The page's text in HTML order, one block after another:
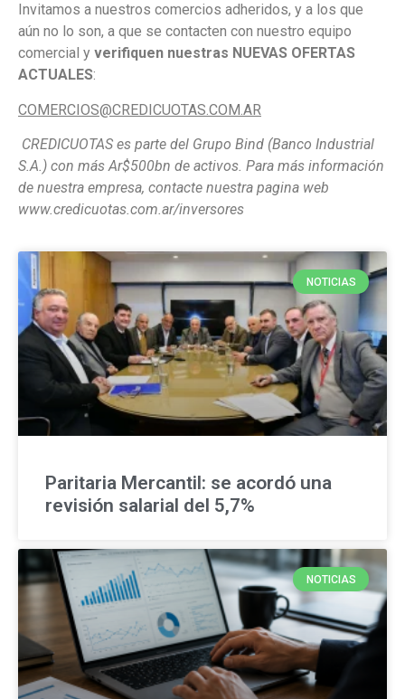
Invitamos a nuestros comercios adheridos, y a los que
aún no lo son, a que se contacten con nuestro equipo
comercial y verifiquen nuestras NUEVAS OFERTAS
ACTUALES:
COMERCIOS@CREDICUOTAS.COM.AR
CREDICUOTAS es parte del Grupo Bind (Banco Industrial
S.A.) con más Ar$500bn de activos. Para más información
de nuestra empresa, contacte nuestra pagina web
www.credicuotas.com.ar/inversores
NOTICIAS
Paritaria Mercantil: se acordó una
revisión salarial del 5,7%
NOTICIAS